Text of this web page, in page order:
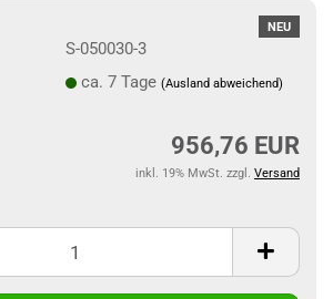
NEU
S-050030-3
ca. 7 Tage (Ausland abweichend)
956,76 EUR
inkl. 19% MwSt. zzgl. Versand